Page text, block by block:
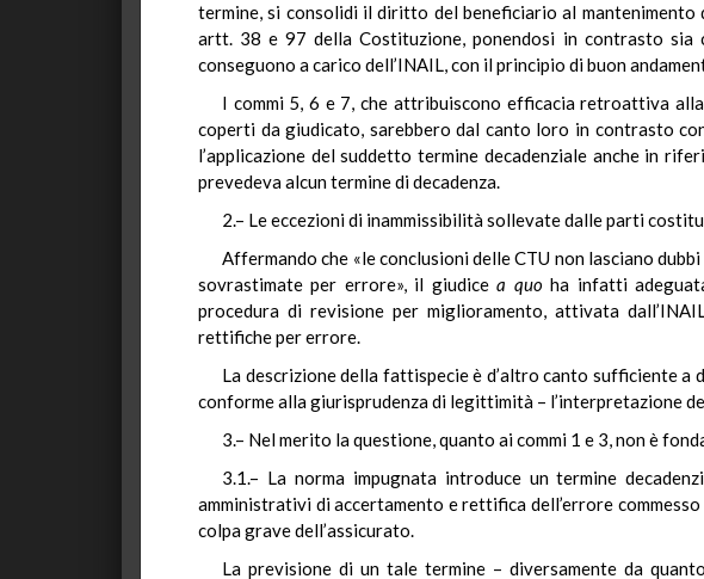
termine, si consolidi il diritto del beneficiario al
artt. 38 e 97 della Costituzione, ponendosi in contrasto
conseguono a carico dell’INAIL, con il principio di buon
I commi 5, 6 e 7, che attribuiscono efficacia retroattiva
coperti da giudicato, sarebbero dal canto loro in contrasto
l’applicazione del suddetto termine decadenziale anche in
prevedeva alcun termine di decadenza.
2.– Le eccezioni di inammissibilità sollevate dalle parti
Affermando che «le conclusioni delle CTU non lasciano
sovrastimate per errore», il giudicea quoha infatti
procedura di revisione per miglioramento, attivata
rettifiche per errore.
La descrizione della fattispecie è d’altro canto sufficiente
conforme alla giurisprudenza di legittimità – l’interpretazione
3.– Nel merito la questione, quanto ai commi 1 e 3, non è
3.1.– La norma impugnata introduce un termine
amministrativi di accertamento e rettifica dell’errore
colpa grave dell’assicurato.
La previsione di un tale termine – diversamente da